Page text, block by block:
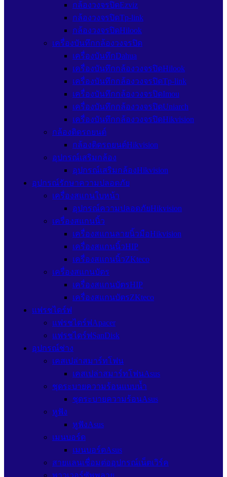
กล้องวงจรปิดEzviz
กล้องวงจรปิดTp-link
กล้องวงจรปิดHilook
เครื่องบันทึกกล้องวงจรปิด
เครื่องบันทึกDahua
เครื่องบันทึกกล้องวงจรปิดHilook
เครื่องบันทึกกล้องวงจรปิดTp-link
เครื่องบันทึกกล้องวงจรปิดImou
เครื่องบันทึกกล้องวงจรปิดUniarch
เครื่องบันทึกกล้องวงจรปิดHikvision
กล้องติดรถยนต์
กล้องติดรถยนต์Hikvision
อุปกรณ์เสริมกล้อง
อุปกรณ์เสริมกล้องHikvision
อุปกรณ์รักษาความปลอดภัย
เครื่องสแกนใบหน้า
อุปกรณ์ความปลอดภัยHikvision
เครื่องสแกนนิ้ว
เครื่องสแกนลายนิ้วมือHikvision
เครื่องสแกนนิ้วHIP
เครื่องสแกนนิ้วZKteco
เครื่องสแกนบัตร
เครื่องสแกนบัตรHIP
เครื่องสแกนบัตรZKteco
แฟรชไดร์ฟ
แฟรชไดร์ฟApacer
แฟรชไดร์ฟSanDisk
อุปกรณ์ช่าง
เคสเปล่าสมาร์ทโฟน
เคสเปล่าสมาร์ทโฟนAsus
ชุดระบายความร้อนแบบน้ำ
ชุดระบายความร้อนAsus
หูฟัง
หูฟังAsus
เมนบอร์ด
เมนบอร์ดAsus
สายแลนเชื่อมต่ออุปกรณ์เน็ตเวิร์ค
พาวเวอร์ซัพพลาย